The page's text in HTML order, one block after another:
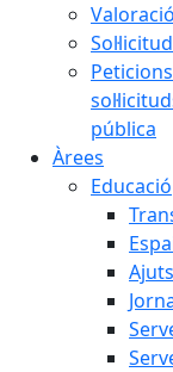
pública
Àrees
Educació